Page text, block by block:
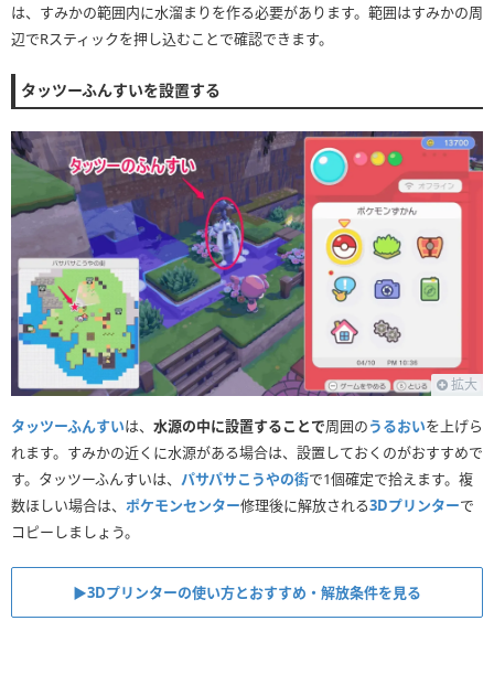
は、すみかの範囲内に水溜まりを作る必要があります。範囲はすみかの周
辺でRスティックを押し込むことで確認できます。
タッツーふんすいを設置する
拡大
タッツーふんすいは、 水源の中に設置することで周囲のうるおいを上げら
れます。すみかの近くに水源がある場合は、設置しておくのがおすすめで
す。タッツーふんすいは、 パサパサこうやの街で1個確定で拾えます。複
数ほしい場合は、 ポケモンセンター修理後に解放される3Dプリンターで
コピーしましょう。
▶︎3Dプリンターの使い方とおすすめ・解放条件を見る